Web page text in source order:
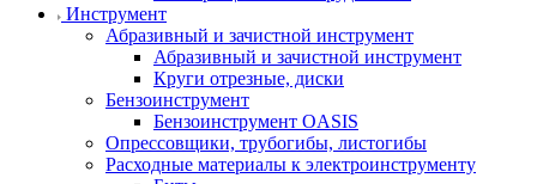
Инструмент
Абразивный и зачистной инструмент
Абразивный и зачистной инструмент
Круги отрезные, диски
Бензоинструмент
Бензоинструмент OASIS
Опрессовщики, трубогибы, листогибы
Расходные материалы к электроинструменту